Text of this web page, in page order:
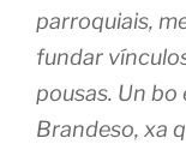
parroquiais,
fundar
pousas. Un bo
Brandeso, xa